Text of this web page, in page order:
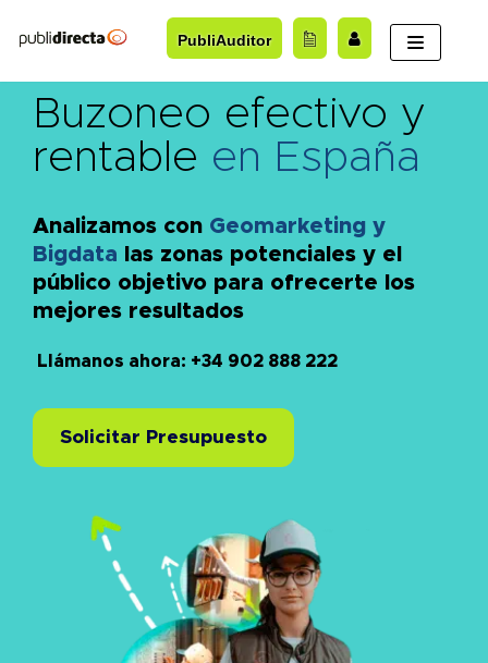
al
PubliAuditor
Buzoneo efectivo y
rentable en España
Analizamos con Geomarketing y
Bigdata las zonas potenciales y el
público objetivo para ofrecerte los
mejores resultados
Llámanos ahora: +34 902 888 222
Solicitar Presupuesto